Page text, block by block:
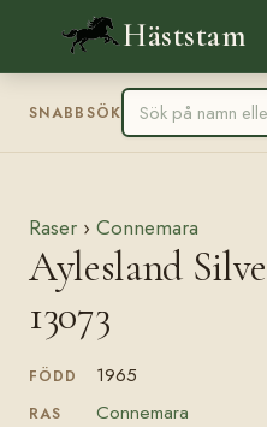
Häststam
SNABBSÖK
Raser › Connemara
Aylesland
13073
FÖDD 1965
RAS Connemara